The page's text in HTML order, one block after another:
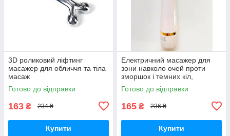
3D роликовий ліфтинг
масажер для обличчя та тіла
масаж
Готово до відправки
163 ₴ 234 ₴
Купити
Електричний масажер для
зони навколо очей проти
зморшок і темних кіл,
вібромасажер для видалення
зморшок
Готово до відправки
165 ₴ 236 ₴
Купити